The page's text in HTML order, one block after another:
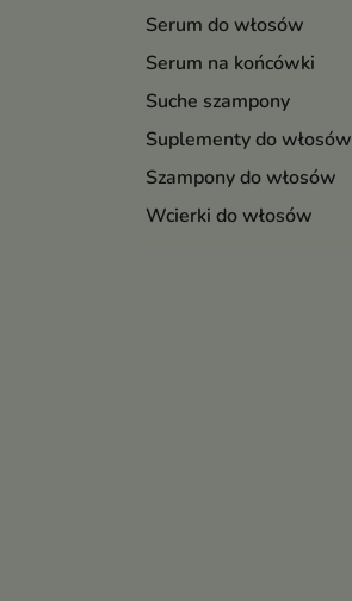
Serum do włosów
Serum na końcówki
Suche szampony
Suplementy do włosów
Szampony do włosów
Wcierki do włosów